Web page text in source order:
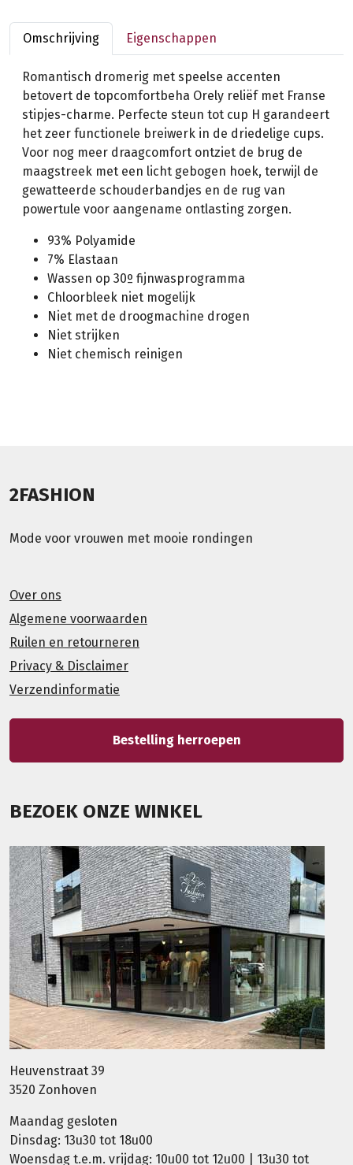
Omschrijving Eigenschappen
Romantisch dromerig met speelse accenten
betovert de topcomfortbeha Orely reliëf met Franse
stipjes-charme. Perfecte steun tot cup H garandeert
het zeer functionele breiwerk in de driedelige cups.
Voor nog meer draagcomfort ontziet de brug de
maagstreek met een licht gebogen hoek, terwijl de
gewatteerde schouderbandjes en de rug van
powertule voor aangename ontlasting zorgen.
93% Polyamide
7% Elastaan
Wassen op 30º fijnwasprogramma
Chloorbleek niet mogelijk
Niet met de droogmachine drogen
Niet strijken
Niet chemisch reinigen
2FASHION
Mode voor vrouwen met mooie rondingen
Over ons
Algemene voorwaarden
Ruilen en retourneren
Privacy & Disclaimer
Verzendinformatie
Bestelling herroepen
BEZOEK ONZE WINKEL
Heuvenstraat 39
3520 Zonhoven
Maandag gesloten
Dinsdag: 13u30 tot 18u00
Woensdag t.e.m. vrijdag: 10u00 tot 12u00 | 13u30 tot